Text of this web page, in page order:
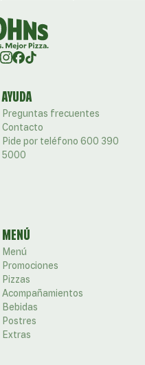
AYUDA
Preguntas frecuentes
Contacto
Pide por teléfono 600 390
5000
MENÚ
Menú
Promociones
Pizzas
Acompañamientos
Bebidas
Postres
Extras